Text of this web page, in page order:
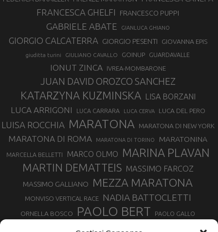
FRANCESCA GHELFI FRANCESCO PUPPI
GABRIELE ABATE GIANLUCA GHIANO
GIORGIO CALCATERRA GIORGIO PESENTI GIOVANNA EPIS
giuditta turini GIULIANO CAVALLO GOINUP GUARDAVALLE
IONUT ZINCA IVREA-MOMBARONE
JUAN DAVID OROZCO SANCHEZ
KATARZYNA KUZMINSKA LISA BORZANI
LUCA ARRIGONI LUCA CARRARA LUCA CERVA LUCA DEL PERO
LUISA ROCCHIA MARATONA MARATONA DI NEW YORK
MARATONA DI ROMA MARATONA DI TORINO MARATONINA
MARCELLA BELLETTI MARCO OLMO MARINA PLAVAN
MARTIN DEMATTEIS MASSIMO FARCOZ
MASSIMO GALLIANO MEZZA MARATONA
MONVISO VERTICAL RACE NADIA BATTOCLETTI
ORNELLA BOSCO PAOLO BERT PAOLO GALLO